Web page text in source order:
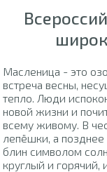
Масленица - это
встреча весны,
тепло. Люди
новой жизни и
всему живому. В
лепёшки, а
блин символом
круглый и горячий,